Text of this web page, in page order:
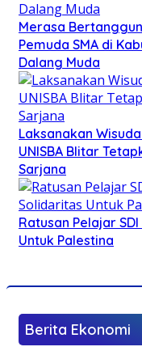
Merasa
Pemuda SMA di
Dalang Muda
Laksanakan
UNISBA Blitar
Sarjana
Ratusan Pelajar
Untuk Palestina
Berita Ekonomi